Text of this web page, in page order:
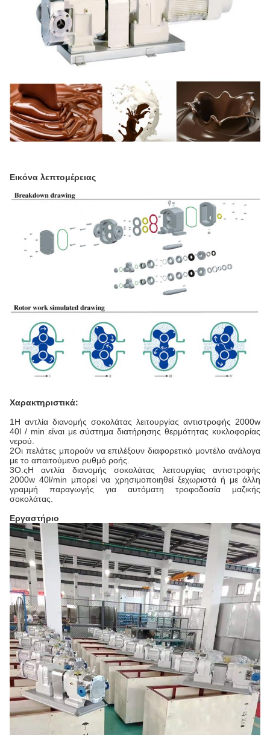
Εικόνα λεπτομέρειας
Χαρακτηριστικά:
1Η αντλία διανομής σοκολάτας λειτουργίας αντιστροφής 2000w
40l / min είναι με σύστημα διατήρησης θερμότητας κυκλοφορίας
νερού.
2Οι πελάτες μπορούν να επιλέξουν διαφορετικό μοντέλο ανάλογα
με το απαιτούμενο ρυθμό ροής.
3Ο. ςΗ αντλία διανομής σοκολάτας λειτουργίας αντιστροφής
2000w 40l/min μπορεί να χρησιμοποιηθεί ξεχωριστά ή με άλλη
γραμμή παραγωγής για αυτόματη τροφοδοσία μαζικής
σοκολάτας.
Εργαστήριο